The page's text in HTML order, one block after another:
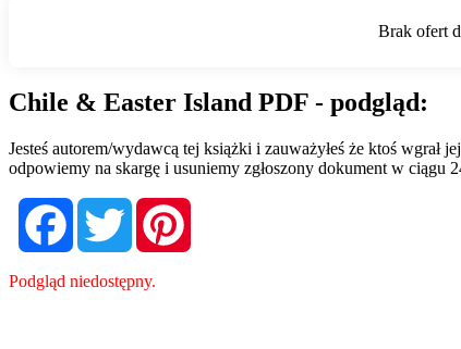
Chile & Easter Island PDF - podgląd:
Jesteś autorem/wydawcą tej książki i zauważyłeś że ktoś wgrał
odpowiemy na skargę i usuniemy zgłoszony dokument w ciągu
FacebookTwitter
Podgląd niedostępny.